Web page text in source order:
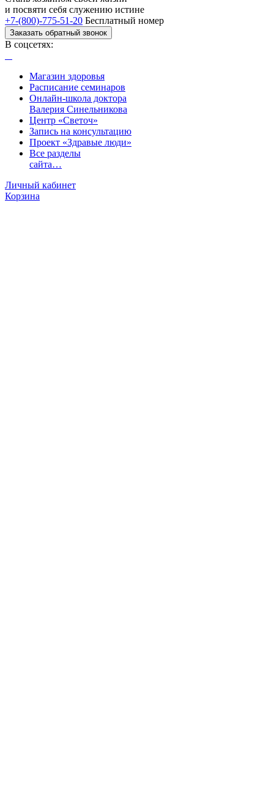
и посвяти себя служению истине
+7-(800)-775-51-20 Бесплатный номер
Заказать обратный звонок
В соцсетях:
Магазин здоровья
Расписание семинаров
Онлайн-школа доктора
Валерия Синельникова
Центр «Светоч»
Запись на консультацию
Проект «Здравые люди»
Все разделы
сайта…
Личный кабинет
Корзина